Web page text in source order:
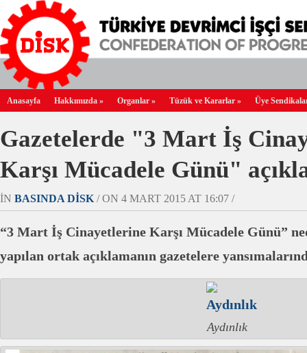
Anasayfa Hakkımızda » Organlar » Tüzük ve Kararlar » Üye
Gazetelerde "3 Mart İş
Karşı Mücadele Günü"
IN BASINDA DİSK/ ON 4 MART 2015 AT 16:07 /
“3 Mart İş Cinayetlerine Karşı Mücadele Günü”
yapılan ortak açıklamanın gazetelere
Aydınlık